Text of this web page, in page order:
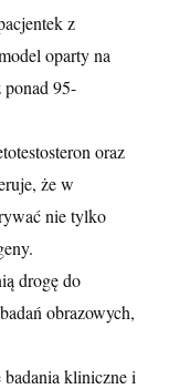
z
oparty na
ponad 95-
oraz
że w
nie tylko
drogę do
obrazowych,
badania kliniczne i